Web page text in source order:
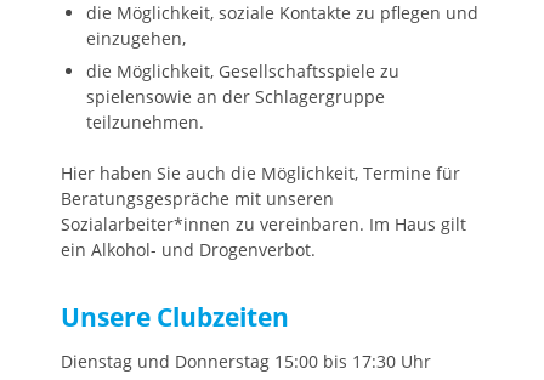
die Möglichkeit, soziale Kontakte zu pflegen und
einzugehen,
die Möglichkeit, Gesellschaftsspiele zu
spielensowie an der Schlagergruppe
teilzunehmen.
Hier haben Sie auch die Möglichkeit, Termine für
Beratungsgespräche mit unseren
Sozialarbeiter*innen zu vereinbaren. Im Haus gilt
ein Alkohol- und Drogenverbot.
Unsere Clubzeiten
Dienstag und Donnerstag 15:00 bis 17:30 Uhr